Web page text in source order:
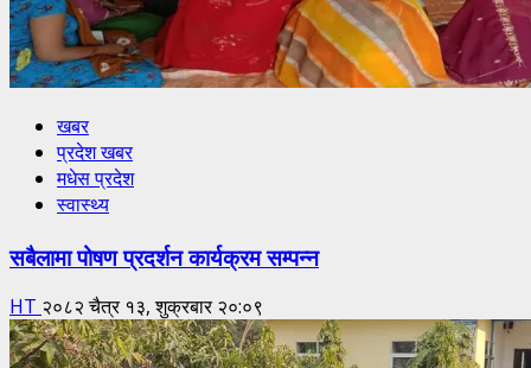
खबर
प्रदेश खबर
मधेस प्रदेश
स्वास्थ्य
सबैलामा पोषण प्रदर्शन कार्यक्रम सम्पन्न
HT २०८२ चैत्र १३, शुक्रबार २०:०९